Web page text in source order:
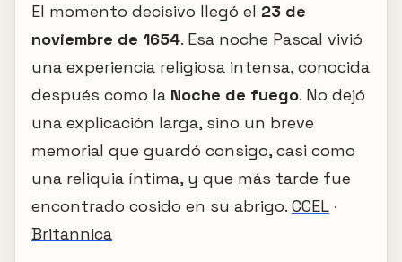
El momento decisivo llegó el 23 de
noviembre de 1654. Esa noche Pascal vivió
una experiencia religiosa intensa, conocida
después como la Noche de fuego. No dejó
una explicación larga, sino un breve
memorial que guardó consigo, casi como
una reliquia íntima, y que más tarde fue
encontrado cosido en su abrigo. CCEL ·
Britannica